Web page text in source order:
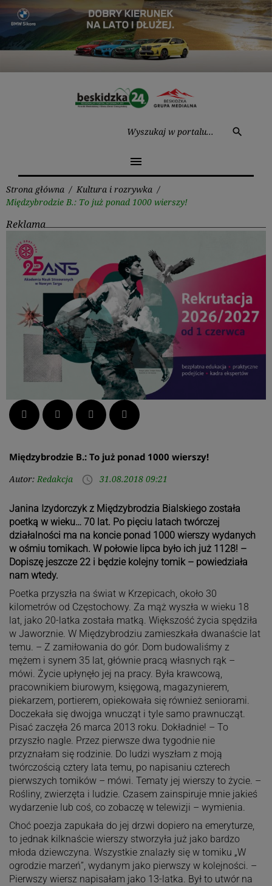
Przejdź
treści
search
menu
Strona główna / Kultura i rozrywka /
Międzybrodzie B.: To już ponad 1000 wierszy!
Reklama
Facebook Twitter LinkedIn Pinterest
Międzybrodzie B.: To już ponad 1000 wierszy!
Autor: Redakcja access_time 31.08.2018 09:21
Janina Izydorczyk z Międzybrodzia Bialskiego została
poetką w wieku… 70 lat. Po pięciu latach twórczej
działalności ma na koncie ponad 1000 wierszy wydanych
w ośmiu tomikach. W połowie lipca było ich już 1128! –
Dopiszę jeszcze 22 i będzie kolejny tomik – powiedziała
nam wtedy.
Poetka przyszła na świat w Krzepicach, około 30
kilometrów od Częstochowy. Za mąż wyszła w wieku 18
lat, jako 20-latka została matką. Większość życia spędziła
w Jaworznie. W Międzybrodziu zamieszkała dwanaście lat
temu. – Z zamiłowania do gór. Dom budowaliśmy z
mężem i synem 35 lat, głównie pracą własnych rąk –
mówi. Życie upłynęło jej na pracy. Była krawcową,
pracownikiem biurowym, księgową, magazynierem,
piekarzem, portierem, opiekowała się również seniorami.
Doczekała się dwojga wnucząt i tyle samo prawnucząt.
Pisać zaczęła 26 marca 2013 roku. Dokładnie! – To
przyszło nagle. Przez pierwsze dwa tygodnie nie
przyznałam się rodzinie. Do ludzi wyszłam z moją
twórczością cztery lata temu, po napisaniu czterech
pierwszych tomików – mówi. Tematy jej wierszy to życie. –
Rośliny, zwierzęta i ludzie. Czasem zainspiruje mnie jakieś
wydarzenie lub coś, co zobaczę w telewizji – wymienia.
Choć poezja zapukała do jej drzwi dopiero na emeryturze,
to jednak kilknaście wierszy stworzyła już jako bardzo
młoda dziewczyna. Wszystkie znalazły się w tomiku „W
ogrodzie marzeń”, wydanym jako pierwszy w kolejności. –
Pierwszy wiersz napisałam jako 13-latka. Był to utwór na